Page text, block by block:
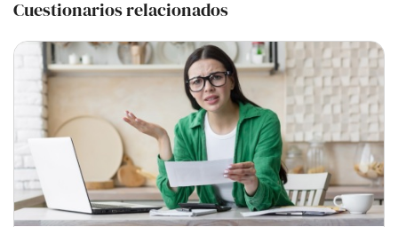
Cuestionarios relacionados